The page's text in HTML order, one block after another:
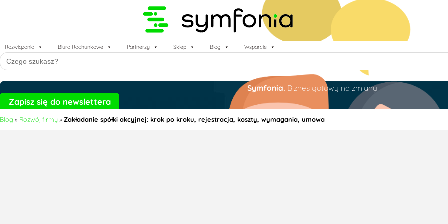
Rozwiązania Biura Rachunkowe Partnerzy Sklep Blog Wsparcie
Search
for:
Symfonia. Biznes gotowy na zmiany
Zapisz się do newslettera
Blog » Rozwój firmy» Zakładanie spółki akcyjnej: krok po kroku, rejestracja, koszty, wymagania, umowa